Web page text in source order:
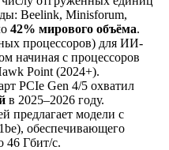
Beelink, Minisforum,
42% мирового объёма.
процессоров) для ИИ-
начиная с процессоров
Point (2024+).
PCIe Gen 4/5 охватил
в 2025–2026 году.
предлагает модели с
обеспечивающего
46 Гбит/с.